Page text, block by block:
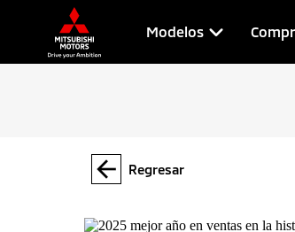
Modelos
Regresar